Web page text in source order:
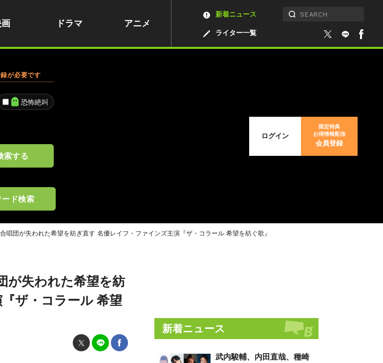
ドラマ アニメ
ライター一覧
新着ニュース
が必要です
恐怖絶叫
索する
ド検索
ログイン
限定特典
お得情報配信
会員登録
唱団が失われた希望を紡ぎ直す 名優レイフ・ファインズ主演『ザ・コラール 希望を紡ぐ歌』
が失われた希望を紡
ザ・コラール 希望
新着ニュース
武内駿輔、内田直哉、種崎